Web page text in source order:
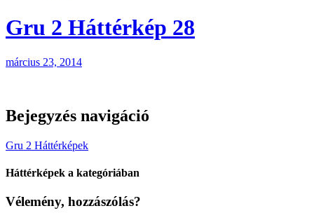
Gru 2 Háttérkép 28
március 23, 2014
Bejegyzés navigáció
Gru 2 Háttérképek
Háttérképek a kategóriában
Vélemény, hozzászólás?